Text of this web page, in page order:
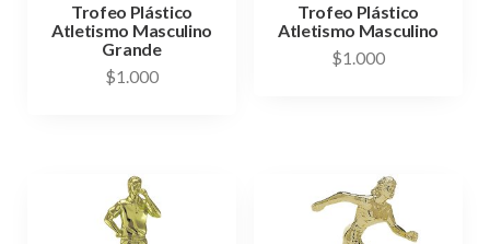
Trofeo Plástico
Atletismo Masculino
Grande
$1.000
Trofeo Plástico
Atletismo Masculino
$1.000